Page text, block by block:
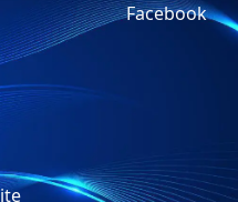
Facebook